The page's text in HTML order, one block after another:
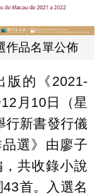
作品名單公佈
版的《2021-
月10日（星
行新書發行儀
選》由廖子
共收錄小說
首。入選名